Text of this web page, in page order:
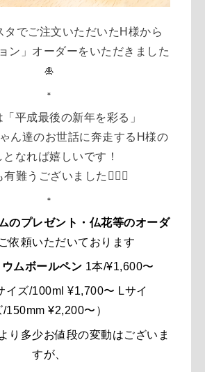
タでご注文いただいたH様から
ン」オーダーをいただきました
🎍
＊
平成最後の新年を彩る」
ん達のお世話に奔走するH様の
となれば嬉しいです！
有難うございました🙇🏻‍♀️
＊
のプレゼント・仏花等のオーダ
依頼いただいております
ムボールペン 1本/¥1,600〜
イズ/100ml¥1,700〜 Lサイ
/150mm ¥2,200〜）
り多少お値段の変動はございま
すが、